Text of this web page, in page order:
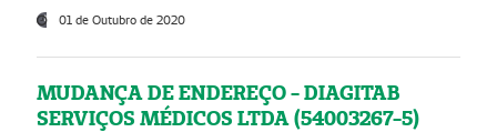
01 de Outubro de 2020
MUDANÇA DE ENDEREÇO - DIAGITAB
SERVIÇOS MÉDICOS LTDA (54003267-5)